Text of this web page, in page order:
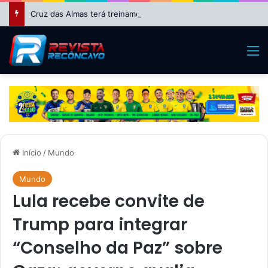
Início / Mundo
Mundo
Lula recebe convite de
Trump para integrar
“Conselho da Paz” sobre